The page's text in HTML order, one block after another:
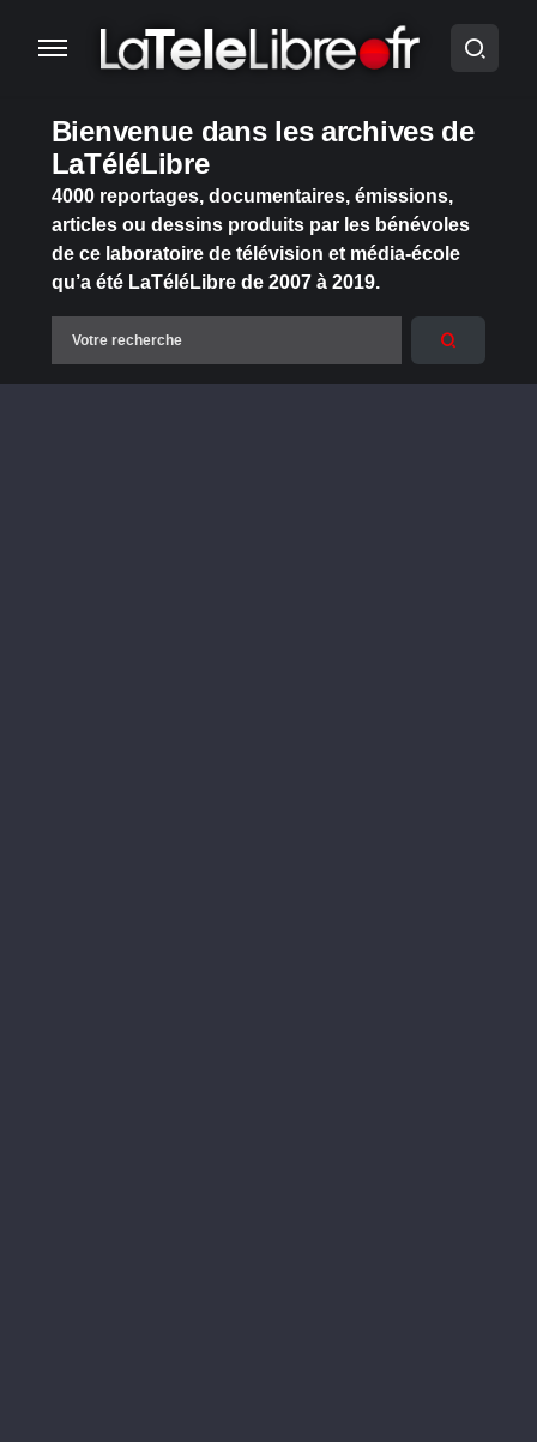
Bienvenue dans les archives de
LaTéléLibre
4000 reportages, documentaires, émissions,
articles ou dessins produits par les bénévoles
de ce laboratoire de télévision et média-école
qu’a été LaTéléLibre de 2007 à 2019.